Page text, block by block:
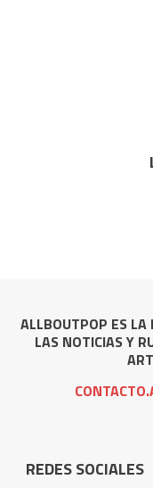
ALLBOUTPOP ES LA
LAS NOTICIAS Y
REDES SOCIALES